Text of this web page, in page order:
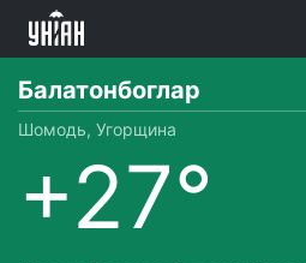
Балатонбоглар
Шомодь, Угорщина
+27°